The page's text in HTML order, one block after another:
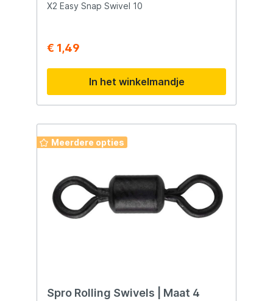
X2 Easy Snap Swivel 10
€ 1,49
In het winkelmandje
Meerdere opties
Spro Rolling Swivels | Maat 4